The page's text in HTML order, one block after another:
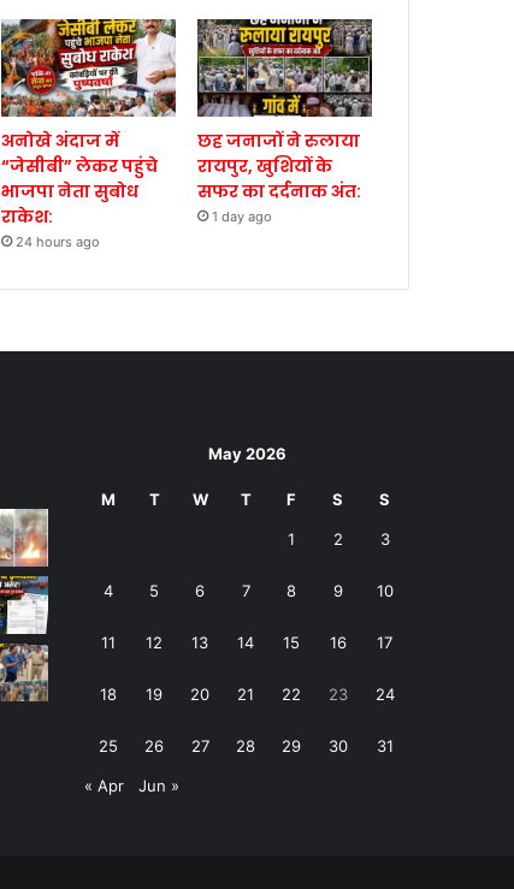
अनोखे अंदाज में
“जेसीबी” लेकर पहुंचे
भाजपा नेता सुबोध
राकेश:
24 hours ago
छह जनाजों ने रुलाया
रायपुर, खुशियों के
सफर का दर्दनाक अंत:
1 day ago
May 2026
M T W T F S S
1 2 3
4 5 6 7 8 9 10
11 12 13 14 15 16 17
18 19 20 21 22 23 24
25 26 27 28 29 30 31
« Apr Jun »